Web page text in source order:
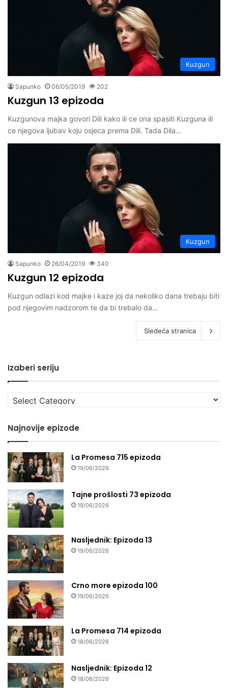
Kuzgun
Sapunko 06/05/2019 202
Kuzgun 13 epizoda
Kuzgunova majka govori Dili kako ili ce ona spasiti Kuzguna ili
ce njegova ljubav koju osjeca prema Dili. Tada Dila…
Kuzgun
Sapunko 26/04/2019 340
Kuzgun 12 epizoda
Kuzgun odlazi kod majke i kaze joj da nekoliko dana trebaju biti
pod njegovim nadzorom te da bi trebalo da…
Sledeća stranica
Izaberi seriju
Izaberi
seriju
Najnovije epizode
La Promesa 715 epizoda
19/06/2026
Tajne prošlosti 73 epizoda
19/06/2026
Nasljednik: Epizoda 13
19/06/2026
Crno more epizoda 100
19/06/2026
La Promesa 714 epizoda
18/06/2026
Nasljednik: Epizoda 12
18/06/2026